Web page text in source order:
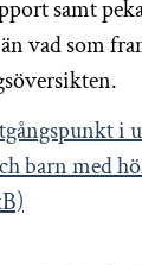
samt
vad som
i
barn med